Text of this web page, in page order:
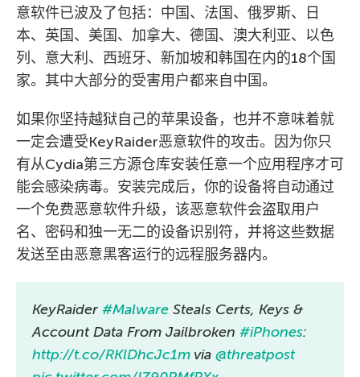
意软件已波及了包括：中国、法国、俄罗斯、日
本、英国、美国、加拿大、德国、澳大利亚、以色
列、意大利、西班牙、新加坡和韩国在内的18个国
家。其中大部分的受害用户都来自中国。
如果你坚持越狱自己的苹果设备，也并不意味着就
一定会遭受KeyRaider恶意软件的攻击。因为你只
有从Cydia第三方源仓库安装任意一个应用程序才可
能会感染病毒。安装完成后，你的设备将自动通过
一个免费恶意软件升级，该恶意软件会盗取用户
名、密码和独一无二的设备识别符，并将这些数据
发送至由恶意黑客运行的远程服务器内。
KeyRaider #Malware Steals Certs, Keys &
Account Data From Jailbroken #iPhones:
http://t.co/RKlDhcJc1m via @threatpost